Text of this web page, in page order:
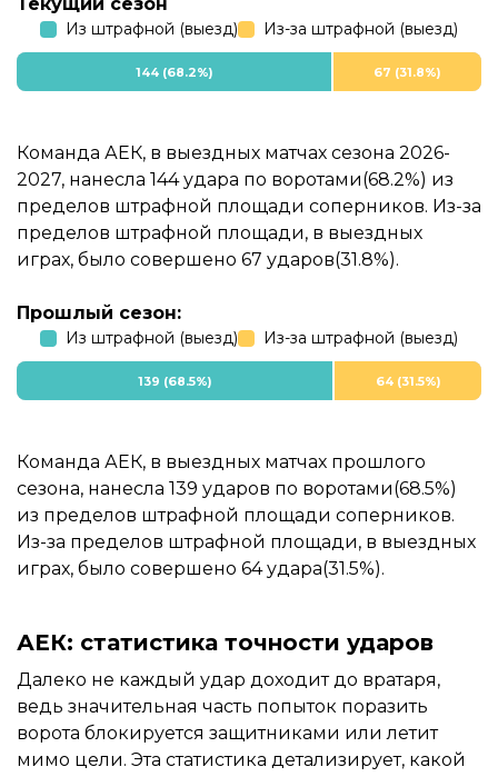
Из штрафной (выезд) Из-за штрафной (выезд)
144 (68.2%) 67 (31.8%)
Команда АЕК, в выездных матчах сезона 2026-
2027, нанесла 144 удара по воротами(68.2%) из
пределов штрафной площади соперников. Из-за
пределов штрафной площади, в выездных
играх, было совершено 67 ударов(31.8%).
Прошлый сезон:
Из штрафной (выезд) Из-за штрафной (выезд)
139 (68.5%) 64 (31.5%)
Команда АЕК, в выездных матчах прошлого
сезона, нанесла 139 ударов по воротами(68.5%)
из пределов штрафной площади соперников.
Из-за пределов штрафной площади, в выездных
играх, было совершено 64 удара(31.5%).
АЕК: статистика точности ударов
Далеко не каждый удар доходит до вратаря,
ведь значительная часть попыток поразить
ворота блокируется защитниками или летит
мимо цели. Эта статистика детализирует, какой